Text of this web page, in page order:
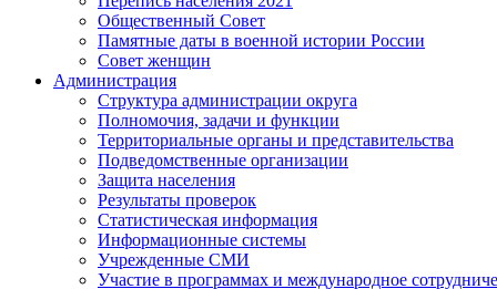
Общественный Совет
Памятные даты в военной истории России
Совет женщин
Администрация
Структура администрации округа
Полномочия, задачи и функции
Территориальные органы и представительства
Подведомственные организации
Защита населения
Результаты проверок
Статистическая информация
Информационные системы
Учрежденные СМИ
Участие в программах и международное